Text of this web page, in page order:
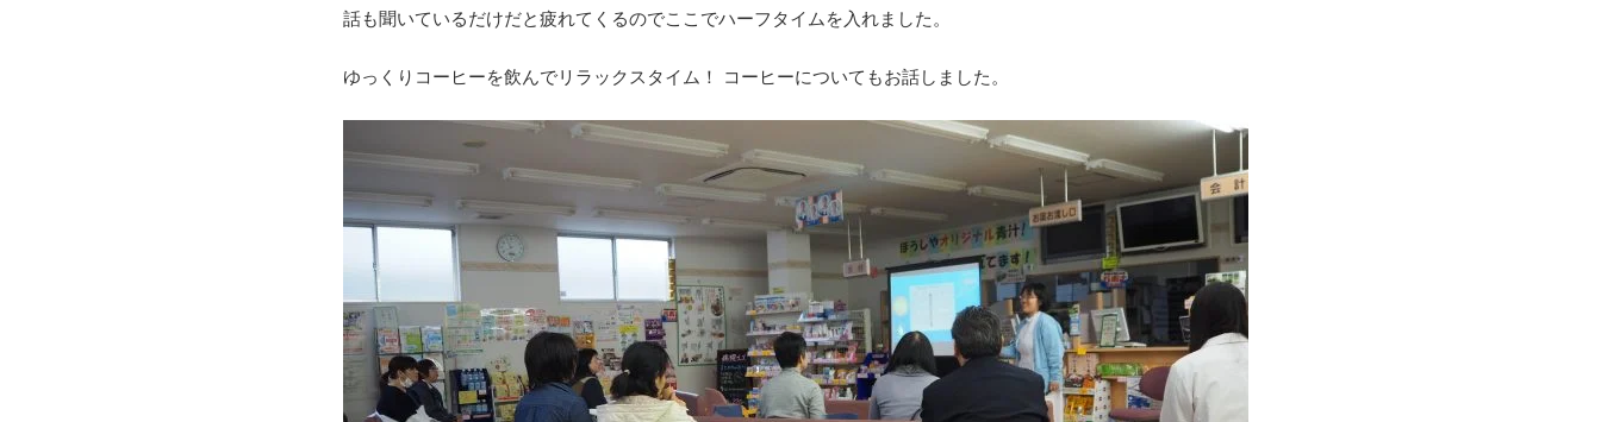
話も聞いているだけだと疲れてくるのでここでハーフタイムを入れました。
ゆっくりコーヒーを飲んでリラックスタイム！ コーヒーについてもお話しました。